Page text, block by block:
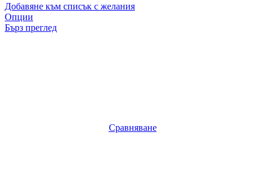
Добавяне към списък с желания
Опции
Бърз преглед
Сравняване